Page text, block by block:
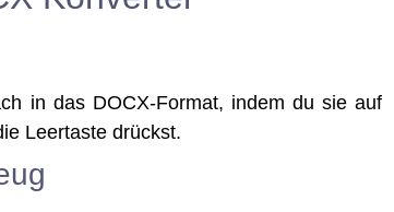
in das DOCX-For­mat, indem du sie auf
Leer­tas­te drückst.